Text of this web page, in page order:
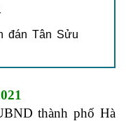
đán Tân Sửu
thành phố Hà